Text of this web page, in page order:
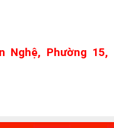
Nghệ, Phường 15,